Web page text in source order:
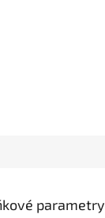
parametry